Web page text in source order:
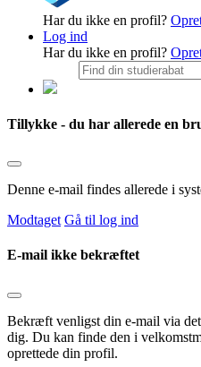
Har du ikke en profil?
Log ind
Har du ikke en profil?
Tillykke - du har allerede en
Denne e-mail findes allerede i
Modtaget Gå til log ind
E-mail ikke bekræftet
Bekræft venligst din e-mail via
dig. Du kan finde den i
oprettede din profil.